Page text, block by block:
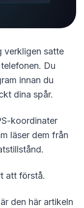
verkligen satte
Du
innan du
dina spår.
koordinater
läser dem från
att förstå.
den här artikeln